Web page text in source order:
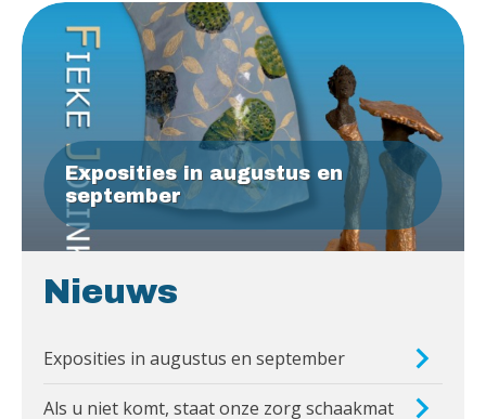
Exposities in augustus en
september
Nieuws
Exposities in augustus en september
Als u niet komt, staat onze zorg schaakmat